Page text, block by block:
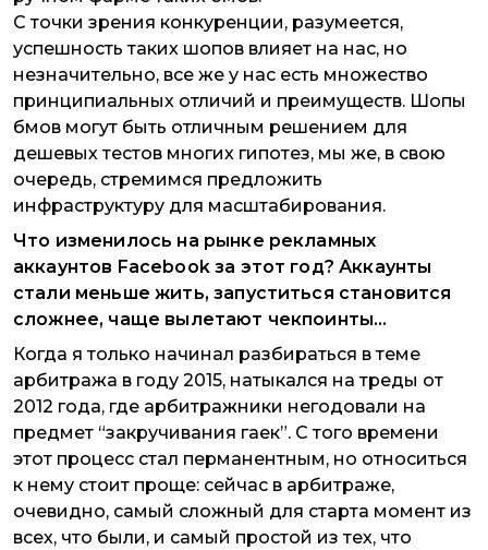
С точки зрения конкуренции, разумеется,
успешность таких шопов влияет на нас, но
незначительно, все же у нас есть множество
принципиальных отличий и преимуществ. Шопы
бмов могут быть отличным решением для
дешевых тестов многих гипотез, мы же, в свою
очередь, стремимся предложить
инфраструктуру для масштабирования.
Что изменилось на рынке рекламных
аккаунтов Facebook за этот год? Аккаунты
стали меньше жить, запуститься становится
сложнее, чаще вылетают чекпоинты…
Когда я только начинал разбираться в теме
арбитража в году 2015, натыкался на треды от
2012 года, где арбитражники негодовали на
предмет “закручивания гаек”. С того времени
этот процесс стал перманентным, но относиться
к нему стоит проще: сейчас в арбитраже,
очевидно, самый сложный для старта момент из
всех, что были, и самый простой из тех, что